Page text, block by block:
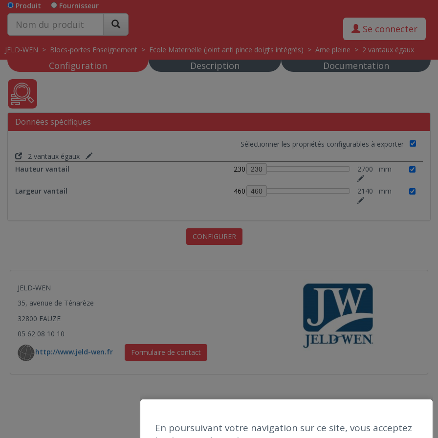
Produit Fournisseur
Se connecter
JELD-WEN > Blocs-portes Enseignement > Ecole Maternelle (joint anti pince doigts intégrés) > Ame pleine > 2 vantaux égaux
Configuration Description Documentation
Données spécifiques
Sélectionner les propriétés configurables à exporter
2 vantaux égaux
Hauteur vantail
230 230 2700 mm
Largeur vantail 460 460 2140 mm
CONFIGURER
JELD-WEN
35, avenue de Ténarèze
32800 EAUZE
05 62 08 10 10
http://www.jeld-wen.fr
Formulaire de contact
En poursuivant votre navigation sur ce site, vous acceptez